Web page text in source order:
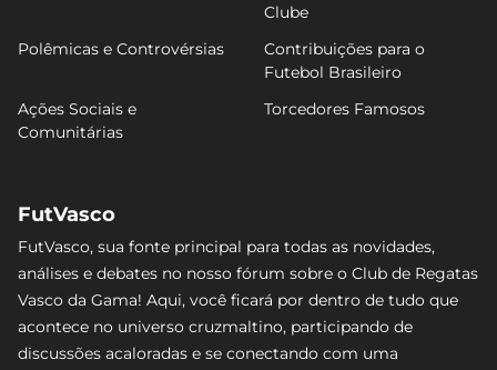
Clube
Polêmicas e Controvérsias
Contribuições para o
Futebol Brasileiro
Ações Sociais e
Comunitárias
Torcedores Famosos
FutVasco
FutVasco, sua fonte principal para todas as novidades,
análises e debates no nosso fórum sobre o Club de Regatas
Vasco da Gama! Aqui, você ficará por dentro de tudo que
acontece no universo cruzmaltino, participando de
discussões acaloradas e se conectando com uma